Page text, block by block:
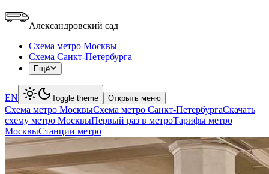
Александровский сад
Схема метро Москвы
Схема Санкт-Петербурга
Ещё
EN Toggle theme Открыть меню
Схема метро МосквыСхема метро Санкт-ПетербургаСкачать
схему метро МосквыПервый раз в метроТарифы метро
МосквыСтанции метро